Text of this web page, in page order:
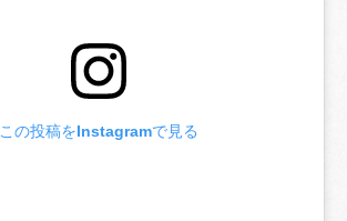
この投稿をInstagramで見る